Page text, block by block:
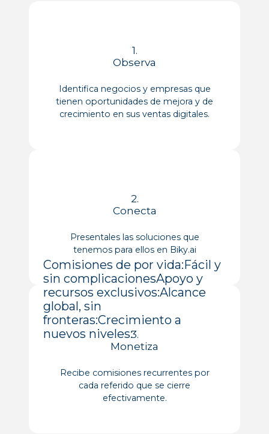
1.
Observa
Identifica negocios y empresas que
tienen oportunidades de mejora y de
crecimiento en sus ventas digitales.
2.
Conecta
Presentales las soluciones que
tenemos para ellos en Biky.ai
3.
Monetiza
Recibe comisiones recurrentes por
cada referido que se cierre
efectivamente.
Comisiones de por vida:Fácil y
sin complicacionesApoyo y
recursos exclusivos:Alcance
global, sin
fronteras:Crecimiento a
nuevos niveles: